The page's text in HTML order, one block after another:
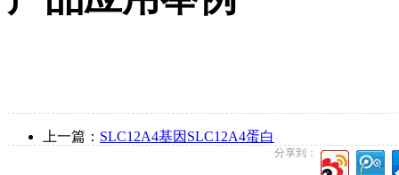
上一篇： SLC12A4基因SLC12A4蛋白
分享到：